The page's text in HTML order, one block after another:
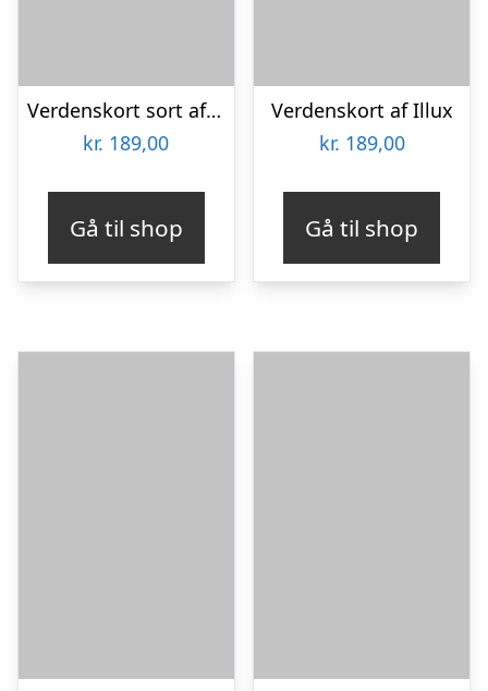
Verdenskort sort af Illux
kr. 189,00
Gå til shop
Verdenskort af Illux
kr. 189,00
Gå til shop